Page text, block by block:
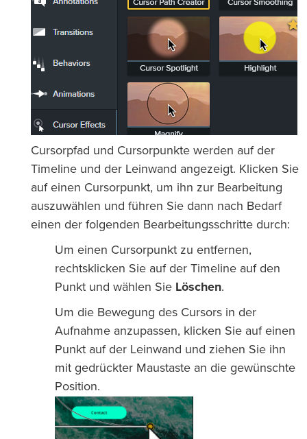
Cursorpfad und Cursorpunkte werden auf der
Timeline und der Leinwand angezeigt. Klicken Sie
auf einen Cursorpunkt, um ihn zur Bearbeitung
auszuwählen und führen Sie dann nach Bedarf
einen der folgenden Bearbeitungsschritte durch:
Um einen Cursorpunkt zu entfernen,
rechtsklicken Sie auf der Timeline auf den
Punkt und wählen Sie Löschen.
Um die Bewegung des Cursors in der
Aufnahme anzupassen, klicken Sie auf einen
Punkt auf der Leinwand und ziehen Sie ihn
mit gedrückter Maustaste an die gewünschte
Position.